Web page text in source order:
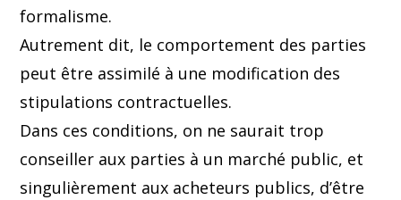
formalisme.
Autrement dit, le comportement des parties
peut être assimilé à une modification des
stipulations contractuelles.
Dans ces conditions, on ne saurait trop
conseiller aux parties à un marché public, et
singulièrement aux acheteurs publics, d’être